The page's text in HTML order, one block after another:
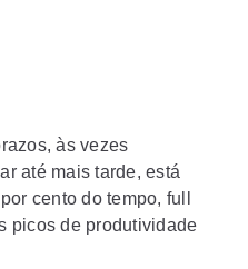
às vezes
até mais tarde, está
cento do tempo, full
picos de produtividade